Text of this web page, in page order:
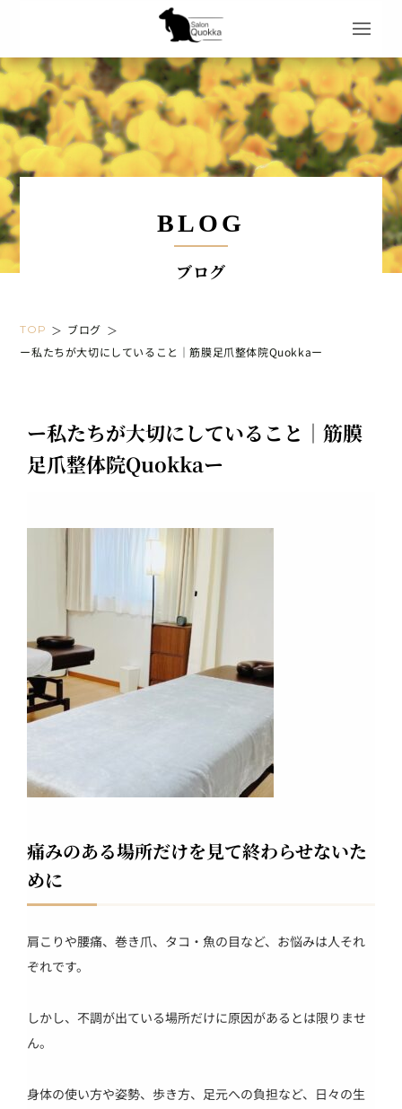
BLOG
ブログ
TOP ＞ ブログ ＞
ー私たちが大切にしていること｜筋膜足爪整体院Quokkaー
ー私たちが大切にしていること｜筋膜
足爪整体院Quokkaー
痛みのある場所だけを見て終わらせないた
めに
肩こりや腰痛、巻き爪、タコ・魚の目など、お悩みは人それ
ぞれです。
しかし、不調が出ている場所だけに原因があるとは限りませ
ん。
身体の使い方や姿勢、歩き方、足元への負担など、日々の生